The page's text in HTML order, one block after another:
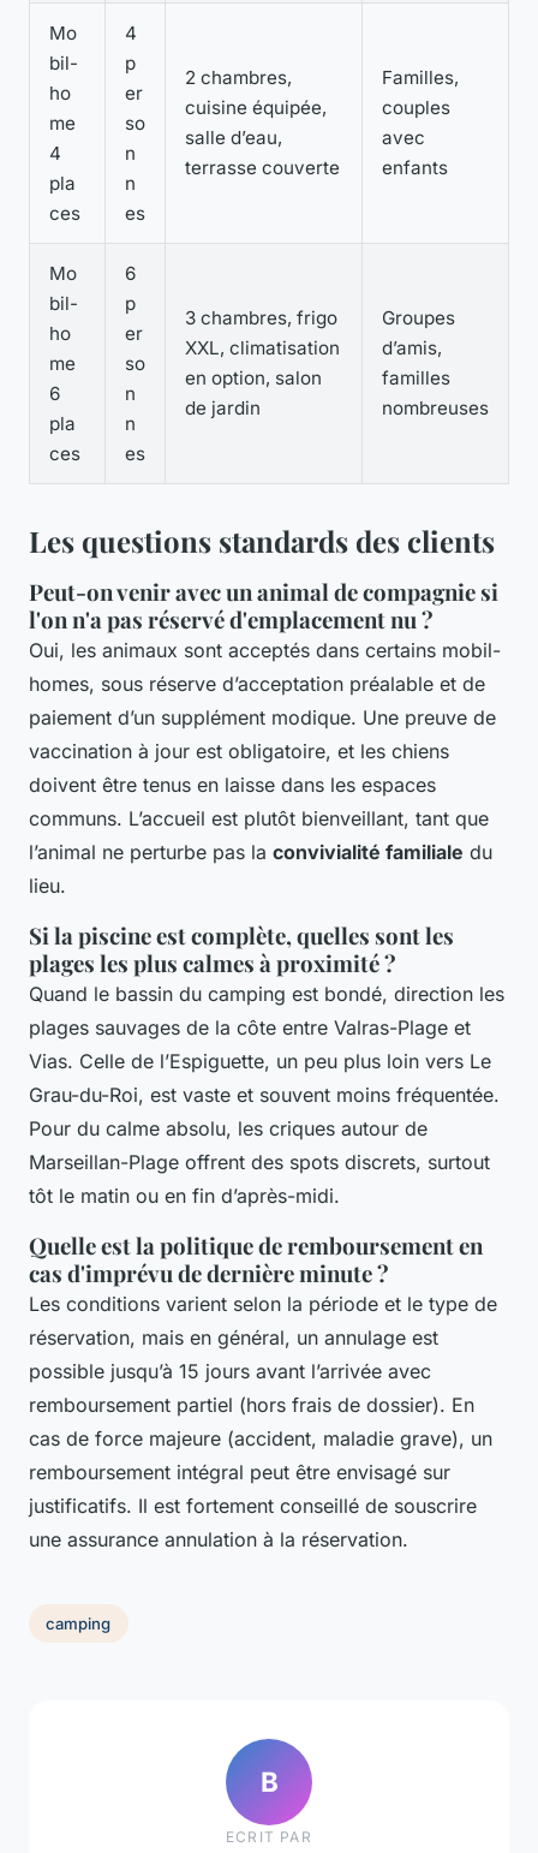
Mo
bil-
ho
me
4
pla
ces
4
p
er
so
n
n
es
2 chambres,
cuisine équipée,
salle d’eau,
terrasse couverte
Familles,
couples
avec
enfants
Mo
bil-
ho
me
6
pla
ces
6
p
er
so
n
n
es
3 chambres, frigo
XXL, climatisation
en option, salon
de jardin
Groupes
d’amis,
familles
nombreuses
Les questions standards des clients
Peut-on venir avec un animal de compagnie si
l'on n'a pas réservé d'emplacement nu ?
Oui, les animaux sont acceptés dans certains mobil-
homes, sous réserve d’acceptation préalable et de
paiement d’un supplément modique. Une preuve de
vaccination à jour est obligatoire, et les chiens
doivent être tenus en laisse dans les espaces
communs. L’accueil est plutôt bienveillant, tant que
l’animal ne perturbe pas la convivialité familiale du
lieu.
Si la piscine est complète, quelles sont les
plages les plus calmes à proximité ?
Quand le bassin du camping est bondé, direction les
plages sauvages de la côte entre Valras-Plage et
Vias. Celle de l’Espiguette, un peu plus loin vers Le
Grau-du-Roi, est vaste et souvent moins fréquentée.
Pour du calme absolu, les criques autour de
Marseillan-Plage offrent des spots discrets, surtout
tôt le matin ou en fin d’après-midi.
Quelle est la politique de remboursement en
cas d'imprévu de dernière minute ?
Les conditions varient selon la période et le type de
réservation, mais en général, un annulage est
possible jusqu’à 15 jours avant l’arrivée avec
remboursement partiel (hors frais de dossier). En
cas de force majeure (accident, maladie grave), un
remboursement intégral peut être envisagé sur
justificatifs. Il est fortement conseillé de souscrire
une assurance annulation à la réservation.
camping
B
ECRIT PAR